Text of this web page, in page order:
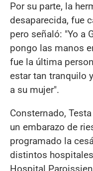
Por su parte, la
desaparecida, fue
pero señaló: "Yo a
pongo las manos
fue la última
estar tan tranquilo
a su mujer".
Consternado,
un embarazo de
programado la
distintos